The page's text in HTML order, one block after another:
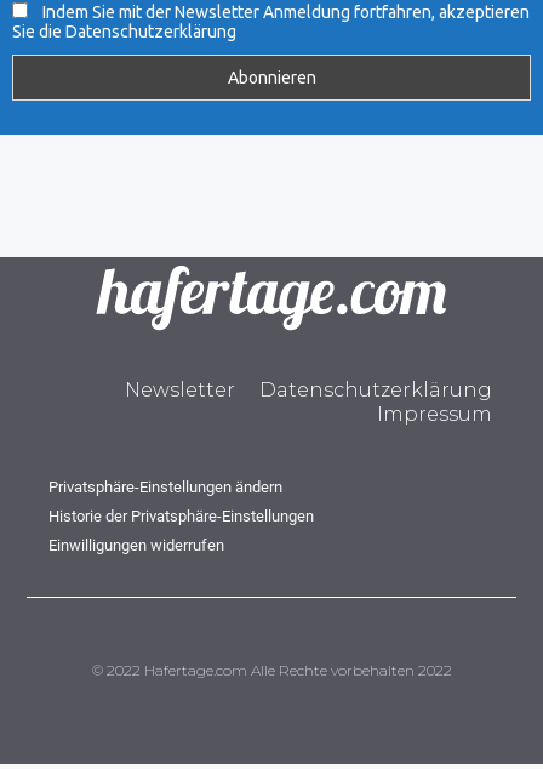
Indem Sie mit der Newsletter Anmeldung fortfahren, akzeptieren
Sie die Datenschutzerklärung
Newsletter
Datenschutzerklärung
Impressum
Privatsphäre-Einstellungen ändern
Historie der Privatsphäre-Einstellungen
Einwilligungen widerrufen
© 2022 Hafertage.com Alle Rechte vorbehalten 2022